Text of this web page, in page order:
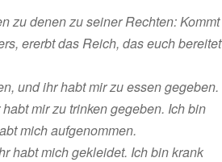
zu denen zu seiner Rechten: Kommt
ererbt das Reich, das euch bereitet
und ihr habt mir zu essen gegeben.
mir zu trinken gegeben. Ich bin
mich aufgenommen.
habt mich gekleidet. Ich bin krank